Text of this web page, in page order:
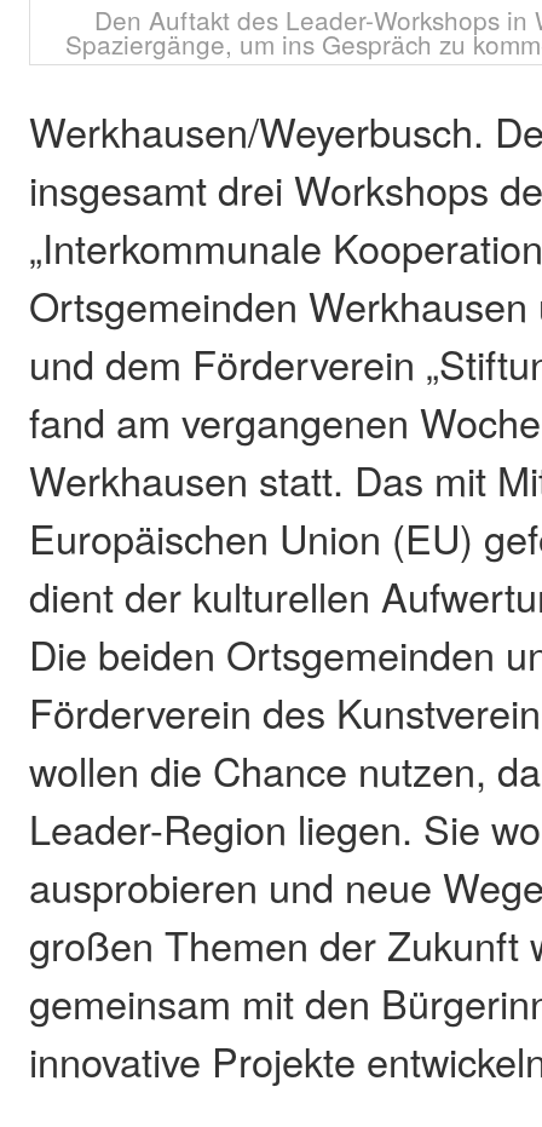
Den Auftakt des Leader-Workshops in
Spaziergänge, um ins Gespräch zu
Werkhausen/Weyerbusch.
insgesamt drei Workshops
„Interkommunale
Ortsgemeinden
und dem Förderverein
fand am vergangenen
Werkhausen statt. Das mit
Europäischen Union (EU)
dient der kulturellen
Die beiden Ortsgemeinden
Förderverein des
wollen die Chance nutzen,
Leader-Region liegen. Sie
ausprobieren und neue
großen Themen der Zukunft
gemeinsam mit den
innovative Projekte